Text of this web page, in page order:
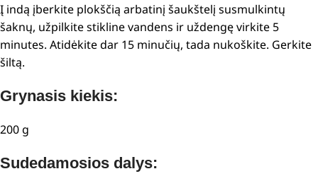
Į indą įberkite plokščią arbatinį šaukštelį susmulkintų
šaknų, užpilkite stikline vandens ir uždengę virkite 5
minutes. Atidėkite dar 15 minučių, tada nukoškite. Gerkite
šiltą.
Grynasis kiekis:
200 g
Sudedamosios dalys: